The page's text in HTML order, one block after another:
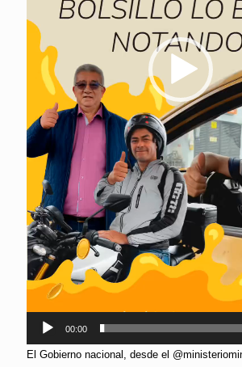
00:00
El Gobierno nacional, desde el